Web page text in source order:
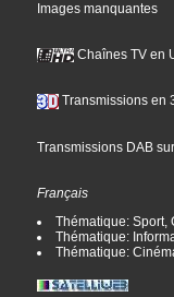
Images manquantes
Chaînes TV en
Transmissions en
Transmissions DAB
Français
Thématique: Sport,
Thématique:
Thématique: